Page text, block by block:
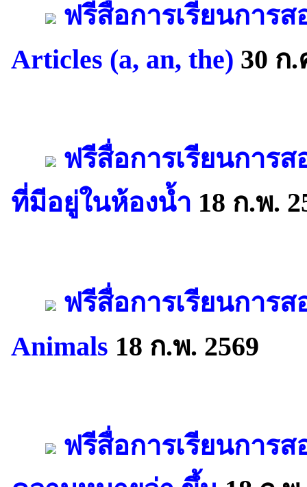
ฟรีสื่อการเรียนการ
Articles (a, an, the) 30 ก.
ฟรีสื่อการเรียนการ
ที่มีอยู่ในห้องน้ำ 18 ก.พ.
ฟรีสื่อการเรียนการส
Animals 18 ก.พ. 2569
ฟรีสื่อการเรียนการ